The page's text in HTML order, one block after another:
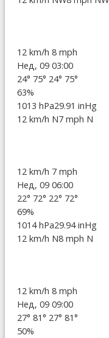
12 km/h 8 mph
Нед, 09 03:00
24° 75° 24° 75°
63%
1013 hPa29.91 inHg
12 km/h N7 mph N
12 km/h 7 mph
Нед, 09 06:00
22° 72° 22° 72°
69%
1014 hPa29.94 inHg
12 km/h N8 mph N
12 km/h 8 mph
Нед, 09 09:00
27° 81° 27° 81°
50%